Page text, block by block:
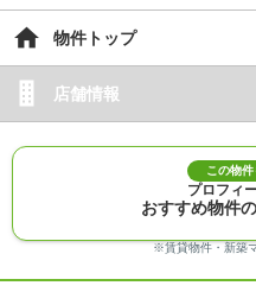
物件トップ
店舗情報
この物件
プロフィ
おすすめ物件
※賃貸物件・新築